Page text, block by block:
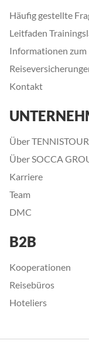
Häufig gestellte
Leitfaden
Informationen zum
Kontakt
Über
Über SOCCA
Karriere
Team
DMC
B2B
Kooperationen
Reisebüros
Hoteliers